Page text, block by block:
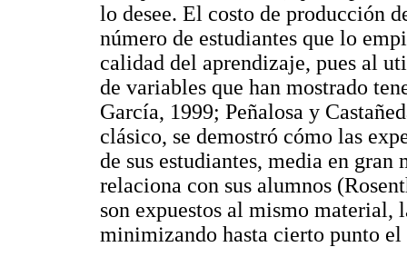
lo desee. El costo de producción
número de estudiantes que lo
calidad del aprendizaje, pues al
de variables que han mostrado
García, 1999; Peñalosa y
clásico, se demostró cómo las
de sus estudiantes, media en gran
relaciona con sus alumnos
son expuestos al mismo material,
minimizando hasta cierto punto